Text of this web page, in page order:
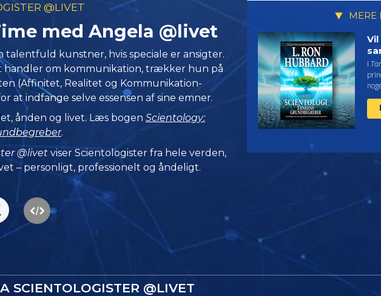
@LIVET
med Angela @livet
talentfuld kunstner, hvis speciale er ansigter.
handler om kommunikation, trækker hun på
(Affinitet, Realitet og Kommunikation-
at indfange selve essensen af sine emner.
ånden og livet. Læs bogenScientology:
.
@livet viser Scientologister fra hele verden,
– personligt, professionelt og åndeligt.
MERE
I
SCIENTOLOGISTER @LIVET